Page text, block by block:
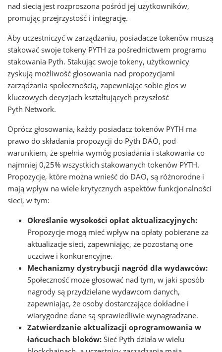
nad siecią jest rozproszona pośród jej użytkowników,
promując przejrzystość i integrację.
Aby uczestniczyć w zarządzaniu, posiadacze tokenów muszą
stakować swoje tokeny PYTH za pośrednictwem programu
stakowania Pyth. Stakując swoje tokeny, użytkownicy
zyskują możliwość głosowania nad propozycjami
zarządzania społecznością, zapewniając sobie głos w
kluczowych decyzjach kształtujących przyszłość
Pyth Network.
Oprócz głosowania, każdy posiadacz tokenów PYTH ma
prawo do składania propozycji do Pyth DAO, pod
warunkiem, że spełnia wymóg posiadania i stakowania co
najmniej 0,25% wszystkich stakowanych tokenów PYTH.
Propozycje, które można wnieść do DAO, są różnorodne i
mają wpływ na wiele krytycznych aspektów funkcjonalności
sieci, w tym:
Określanie wysokości opłat aktualizacyjnych:
Propozycje mogą mieć wpływ na opłaty pobierane za
aktualizacje sieci, zapewniając, że pozostaną one
uczciwe i konkurencyjne.
Mechanizmy dystrybucji nagród dla wydawców:
Społeczność może głosować nad tym, w jaki sposób
nagrody są przydzielane wydawcom danych,
zapewniając, że osoby dostarczające dokładne i
wiarygodne dane są sprawiedliwie wynagradzane.
Zatwierdzanie aktualizacji oprogramowania w
łańcuchach bloków: Sieć Pyth działa w wielu